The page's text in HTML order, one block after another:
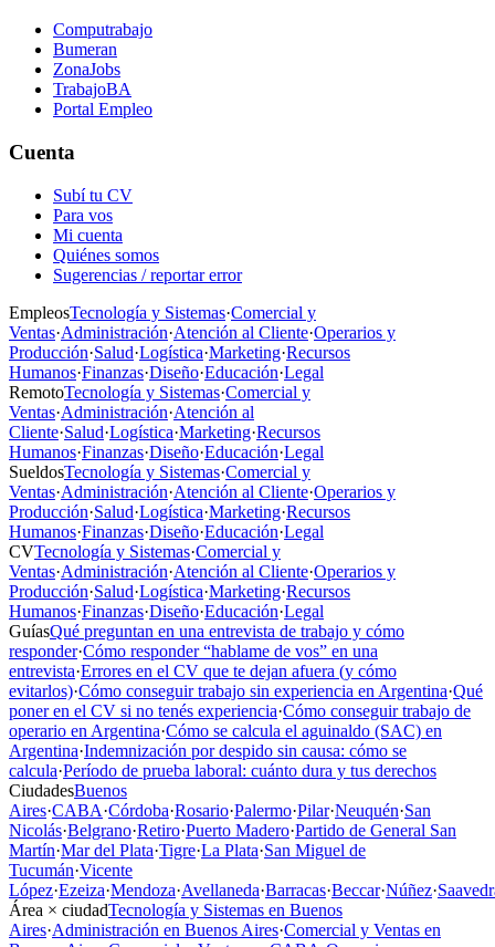
Computrabajo
Bumeran
ZonaJobs
TrabajoBA
Portal Empleo
Cuenta
Subí tu CV
Para vos
Mi cuenta
Quiénes somos
Sugerencias / reportar error
EmpleosTecnología y Sistemas·Comercial y
Ventas·Administración·Atención al Cliente·Operarios y
Producción·Salud·Logística·Marketing·Recursos
Humanos·Finanzas·Diseño·Educación·Legal
RemotoTecnología y Sistemas·Comercial y
Ventas·Administración·Atención al
Cliente·Salud·Logística·Marketing·Recursos
Humanos·Finanzas·Diseño·Educación·Legal
SueldosTecnología y Sistemas·Comercial y
Ventas·Administración·Atención al Cliente·Operarios y
Producción·Salud·Logística·Marketing·Recursos
Humanos·Finanzas·Diseño·Educación·Legal
CVTecnología y Sistemas·Comercial y
Ventas·Administración·Atención al Cliente·Operarios y
Producción·Salud·Logística·Marketing·Recursos
Humanos·Finanzas·Diseño·Educación·Legal
GuíasQué preguntan en una entrevista de trabajo y cómo
responder·Cómo responder “hablame de vos” en una
entrevista·Errores en el CV que te dejan afuera (y cómo
evitarlos)·Cómo conseguir trabajo sin experiencia en Argentina·Qué
poner en el CV si no tenés experiencia·Cómo conseguir trabajo de
operario en Argentina·Cómo se calcula el aguinaldo (SAC) en
Argentina·Indemnización por despido sin causa: cómo se
calcula·Período de prueba laboral: cuánto dura y tus derechos
CiudadesBuenos
Aires·CABA·Córdoba·Rosario·Palermo·Pilar·Neuquén·San
Nicolás·Belgrano·Retiro·Puerto Madero·Partido de General San
Martín·Mar del Plata·Tigre·La Plata·San Miguel de
Tucumán·Vicente
López·Ezeiza·Mendoza·Avellaneda·Barracas·Beccar·Núñez·
Área × ciudadTecnología y Sistemas en Buenos
Aires·Administración en Buenos Aires·Comercial y Ventas en